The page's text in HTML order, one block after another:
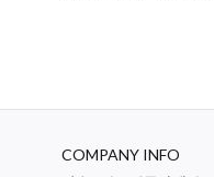
COMPANY INFO